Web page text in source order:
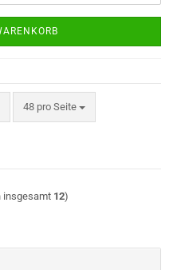
48 pro Seite
pro Seite
insgesamt 12)